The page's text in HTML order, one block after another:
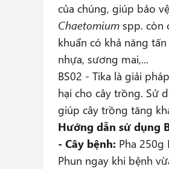
của chúng, giúp bảo
Chaetomium spp. còn
khuẩn có khả năng
nhựa, sương mai,...
BS02 - Tika là giải
hại cho cây trồng. Sử
giúp cây trồng tăng
Hướng dẫn sử dụng
- Cây bệnh: Pha 250g
Phun ngay khi bệnh